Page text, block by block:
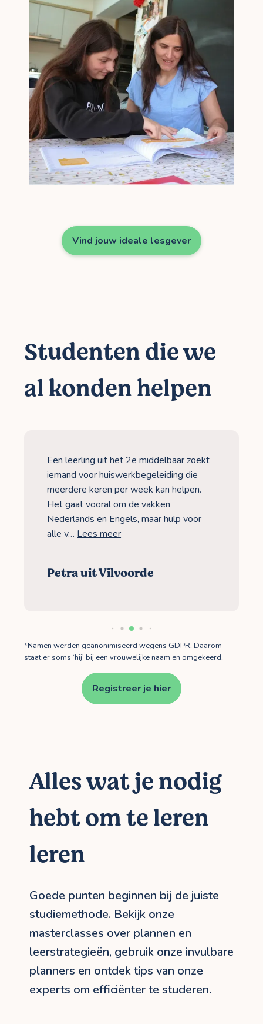
Vind jouw ideale lesgever
Studenten die we
al konden helpen
Een leerling uit het 2e middelbaar zoekt
iemand voor huiswerkbegeleiding die
meerdere keren per week kan helpen.
Het gaat vooral om de vakken
Nederlands en Engels, maar hulp voor
alle v… Lees meer
Petra uit Vilvoorde
*Namen werden geanonimiseerd wegens GDPR. Daarom
staat er soms ‘hij’ bij een vrouwelijke naam en omgekeerd.
Registreer je hier
Alles wat je nodig
hebt om te leren
leren
Goede punten beginnen bij de juiste
studiemethode. Bekijk onze
masterclasses over plannen en
leerstrategieën, gebruik onze invulbare
planners en ontdek tips van onze
experts om efficiënter te studeren.